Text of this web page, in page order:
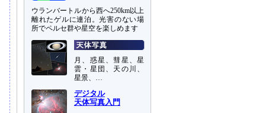
ウランバートルから西へ250km以上
離れたゲルに連泊。光害のない場
所でペルセ群や星空を楽しめます
月、惑星、彗星、星
雲・星団、天の川、
星景、…
デジタル
天体写真入門